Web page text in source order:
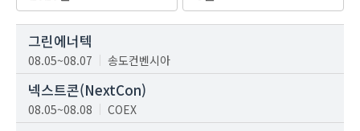
그린에너텍
08.05~08.07 송도컨벤시아
넥스트콘(NextCon)
08.05~08.08 COEX